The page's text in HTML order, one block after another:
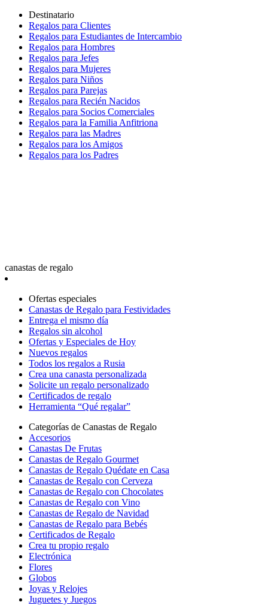
Destinatario
Regalos para Clientes
Regalos para Estudiantes de Intercambio
Regalos para Hombres
Regalos para Jefes
Regalos para Mujeres
Regalos para Niños
Regalos para Parejas
Regalos para Recién Nacidos
Regalos para Socios Comerciales
Regalos para la Familia Anfitriona
Regalos para las Madres
Regalos para los Amigos
Regalos para los Padres
canastas de regalo
Ofertas especiales
Canastas de Regalo para Festividades
Entrega el mismo día
Regalos sin alcohol
Ofertas y Especiales de Hoy
Nuevos regalos
Todos los regalos a Rusia
Crea una canasta personalizada
Solicite un regalo personalizado
Certificados de regalo
Herramienta “Qué regalar”
Categorías de Canastas de Regalo
Accesorios
Canastas De Frutas
Canastas de Regalo Gourmet
Canastas de Regalo Quédate en Casa
Canastas de Regalo con Cerveza
Canastas de Regalo con Chocolates
Canastas de Regalo con Vino
Canastas de Regalo de Navidad
Canastas de Regalo para Bebés
Certificados de Regalo
Crea tu propio regalo
Electrónica
Flores
Globos
Joyas y Relojes
Juguetes y Juegos